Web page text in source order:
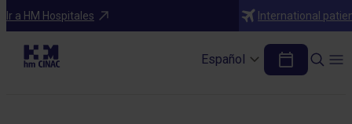
Ir a HM Hospitales International
Español
Tratamientos
Tratamiento con ultrasonido focal de
alta intensidad (HIFU)